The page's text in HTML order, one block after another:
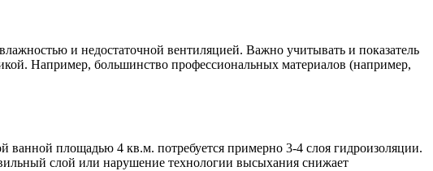
и недостаточной вентиляцией. Важно учитывать и показатель
Например, большинство профессиональных материалов (например,
ванной площадью 4 кв.м. потребуется примерно 3-4 слоя гидроизоляции.
слой или нарушение технологии высыхания снижает